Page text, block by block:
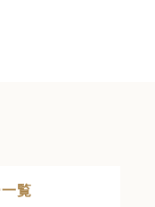
覧